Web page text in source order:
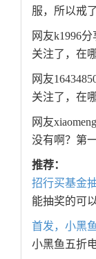
服，所以戒
网友k1996分
关注了，在
网友
关注了，在
网友
没有啊？第
推荐：
招行买基金
能抽奖的可
首发，小黑
小黑鱼五折